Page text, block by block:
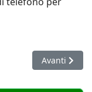
Rapido:
Articolo
Avanti